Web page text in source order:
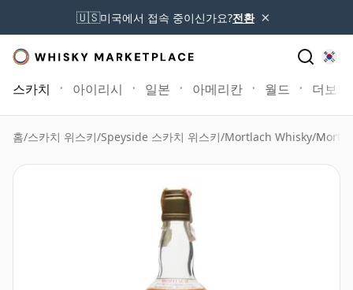
🇺🇸미국에서 접속 중이신가요?전환 ×
스카치 아이리시 일본 아메리칸 월드 더보기
홈/스카치 위스키/Speyside 스카치 위스키/Mortlach Whisky/